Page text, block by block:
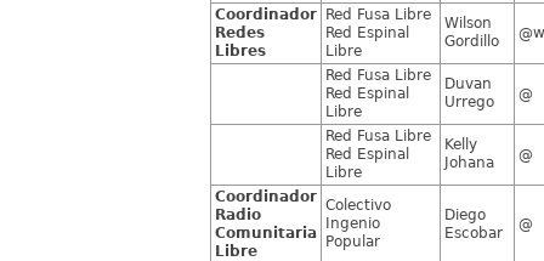
Coordinador
Redes
Libres
Red Fusa Libre
Red Espinal
Libre
Wilson
Gordillo
Red Fusa Libre
Red Espinal
Libre
Duvan
Urrego
@
Red Fusa Libre
Red Espinal
Libre
Kelly
Johana
@
Coordinador
Radio
Comunitaria
Libre
Colectivo
Ingenio
Popular
Diego
Escobar
@